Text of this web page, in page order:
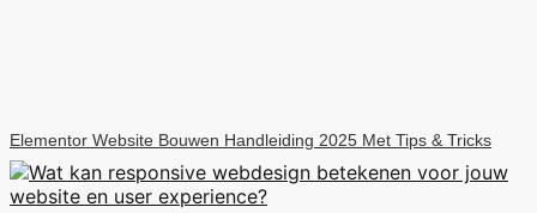
Elementor Website Bouwen Handleiding 2025 Met Tips & Tricks